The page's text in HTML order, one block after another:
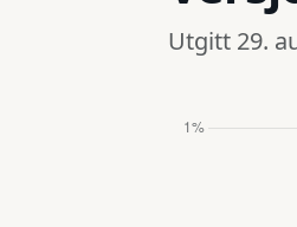
Utgitt 29.